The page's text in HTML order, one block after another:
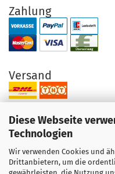
Diese Webseite
Technologien
Wir verwenden Cookies und
Drittanbietern, um die
gewährleisten, die Nutzung
Zahlung
Versand
Ihre Vorteile bei uns